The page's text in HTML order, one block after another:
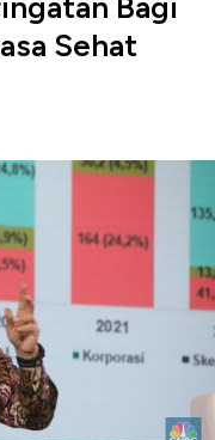
Sehat